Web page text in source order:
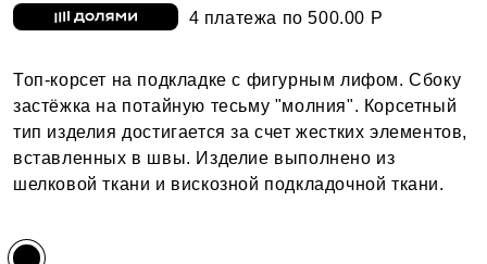
4 платежа по 500.00 Р
Топ-корсет на подкладке с фигурным лифом. Сбоку
застёжка на потайную тесьму "молния". Корсетный
тип изделия достигается за счет жестких элементов,
вставленных в швы. Изделие выполнено из
шелковой ткани и вискозной подкладочной ткани.